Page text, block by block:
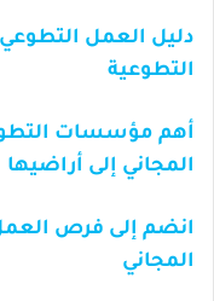
دليل العمل
التطوعية
أهم مؤسسات
المجاني إلى أراضيها
انضم إلى فرص
المجاني